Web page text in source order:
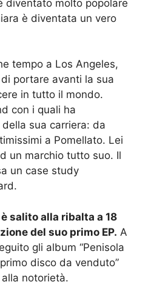
diventato molto popolare
è diventata un vero
tempo a Los Angeles,
portare avanti la sua
in tutto il mondo.
con i quali ha
sua carriera: da
a Pomellato. Lei
un marchio tutto suo. Il
un case study
salito alla ribalta a 18
del suo primo EP. A
gli album “Penisola
primo disco da venduto”
notorietà.